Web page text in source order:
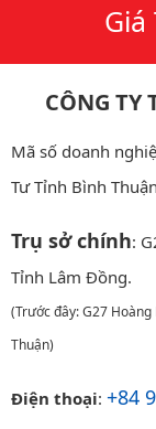
Giá
CÔNG TY
Mã số doanh
Tư Tỉnh Bình
Trụ sở chính:
Tỉnh Lâm Đồng.
(Trước đây: G27 Hoàng
Thuận)
Điện thoại: +84